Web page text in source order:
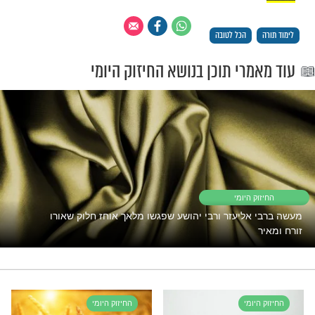
המחזק של הרב מיכאל לסרי שליט"א: "הכל לטובה"